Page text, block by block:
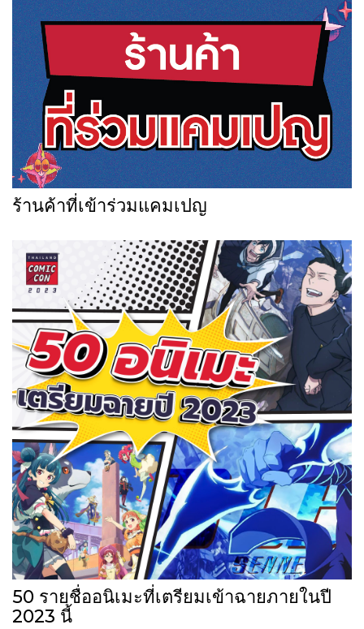
ร้านค้าที่เข้าร่วมแคมเปญ
50 รายชื่ออนิเมะที่เตรียมเข้าฉายภายในปี
2023 นี้